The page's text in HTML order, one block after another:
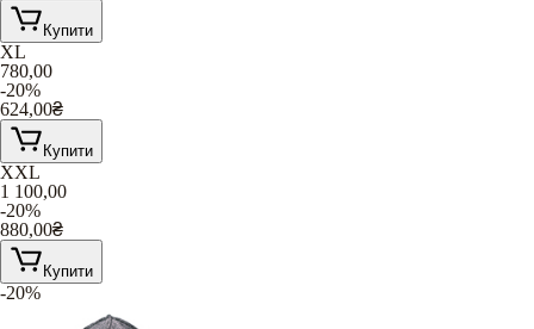
Купити
XL
780,00
-20%
624,00₴
Купити
XXL
1 100,00
-20%
880,00₴
Купити
-20%